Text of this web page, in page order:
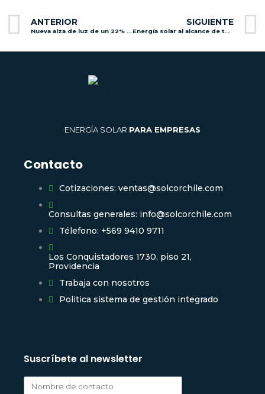
Prev
ANTERIOR SIGUIENTE
Energía solar al alcance de todos con Solcor y Nikola
ENERGÍA SOLAR PARA EMPRESAS
Contacto
Cotizaciones: ventas@solcorchile.com
Consultas generales: info@solcorchile.com
Télefono: +569 9410 9711
Los Conquistadores 1730, piso 21,
Providencia
Trabaja con nosotros
Politica sistema de gestión integrado
Suscríbete al newsletter